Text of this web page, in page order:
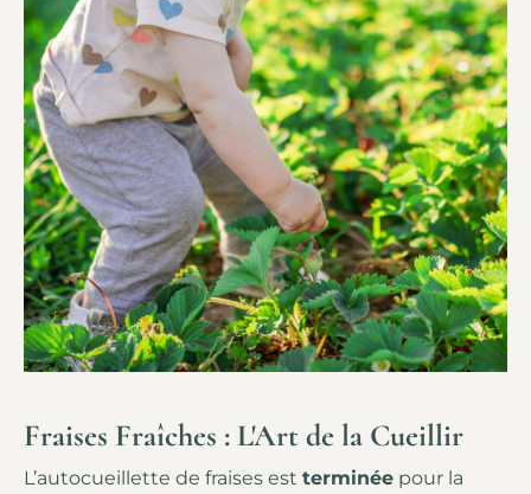
Fraises Fraîches : L'Art de la Cueillir
L’autocueillette de fraises est terminée pour la